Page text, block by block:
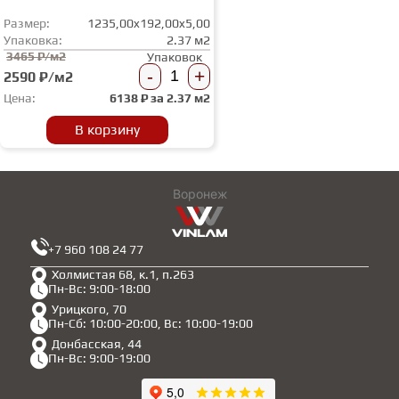
Размер:
1235,00x192,00x5,00
Упаковка:
2.37 м2
3465 ₽/м2
2590 ₽/м2
Упаковок
- +
Цена: 6138₽ за 2.37 м2
В корзину
Воронеж
Холмистая 68, к.1, п.263
Пн-Вс: 9:00-18:00
Урицкого, 70
Пн-Сб: 10:00-20:00, Вс: 10:00-19:00
Донбасская, 44
Пн-Вс: 9:00-19:00
+7 960 108 24 77